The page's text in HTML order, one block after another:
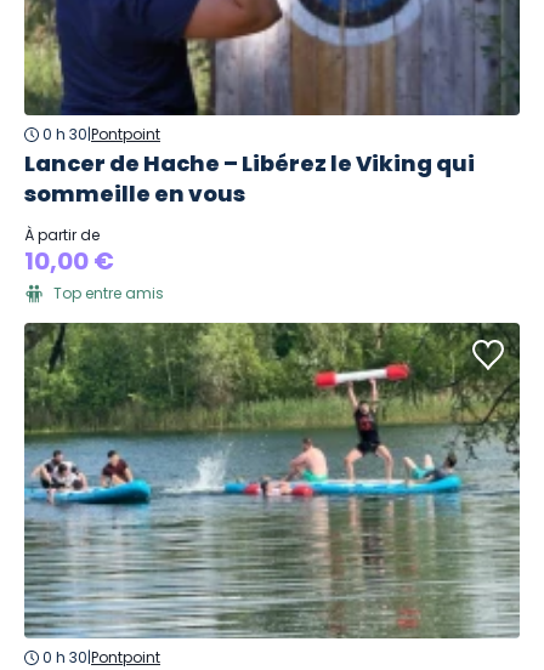
0 h 30|Pontpoint
Lancer de Hache – Libérez le Viking qui
sommeille en vous
À partir de
10,00 €
Top entre amis
0 h 30|Pontpoint